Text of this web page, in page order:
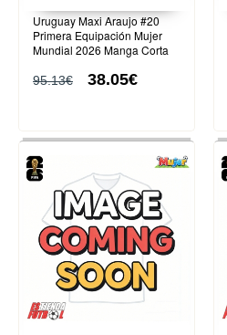
Uruguay Maxi Araujo #20
Primera Equipación Mujer
Mundial 2026 Manga Corta
95.13€ 38.05€